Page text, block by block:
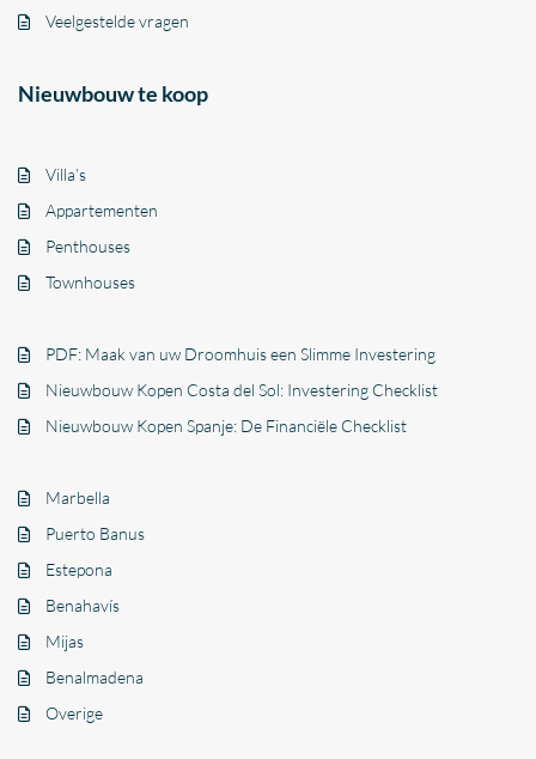
Veelgestelde vragen
Nieuwbouw te koop
Villa’s
Appartementen
Penthouses
Townhouses
PDF: Maak van uw Droomhuis een Slimme Investering
Nieuwbouw Kopen Costa del Sol: Investering Checklist
Nieuwbouw Kopen Spanje: De Financiële Checklist
Marbella
Puerto Banus
Estepona
Benahavís
Mijas
Benalmadena
Overige